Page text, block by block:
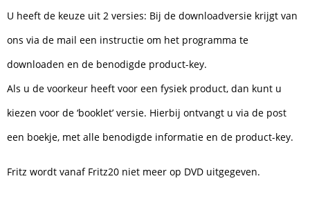
U heeft de keuze uit 2 versies: Bij de downloadversie krijgt van
ons via de mail een instructie om het programma te
downloaden en de benodigde product-key.
Als u de voorkeur heeft voor een fysiek product, dan kunt u
kiezen voor de ‘booklet’ versie. Hierbij ontvangt u via de post
een boekje, met alle benodigde informatie en de product-key.
Fritz wordt vanaf Fritz20 niet meer op DVD uitgegeven.